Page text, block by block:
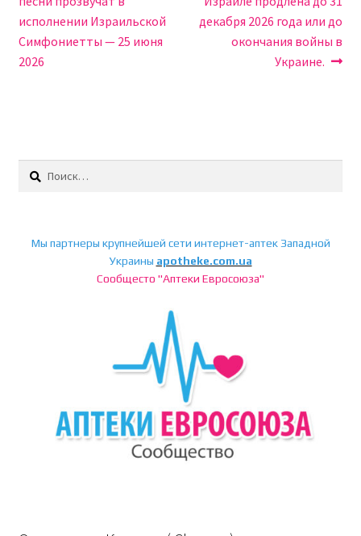
записям
исполнении Израильской
Симфониетты — 25 июня
2026
декабря 2026 года или до
окончания войны в
Украине.
Найти:
Мы партнеры крупнейшей сети интернет-аптек Западной
Украины apotheke.com.ua
Сообщесто "Аптеки Евросоюза"